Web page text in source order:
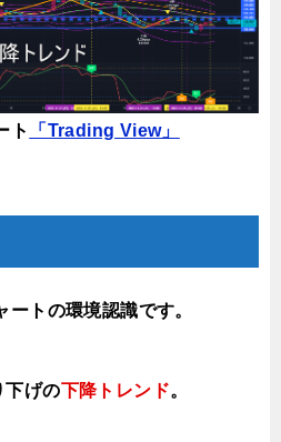
ト 「Trading View」
トの環境認識です。
下げの下降トレンド。